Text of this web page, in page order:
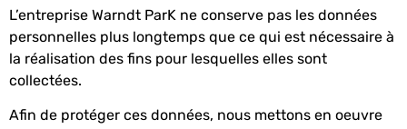
L’entreprise Warndt ParK ne conserve pas les données
personnelles plus longtemps que ce qui est nécessaire à
la réalisation des fins pour lesquelles elles sont
collectées.
Afin de protéger ces données, nous mettons en oeuvre